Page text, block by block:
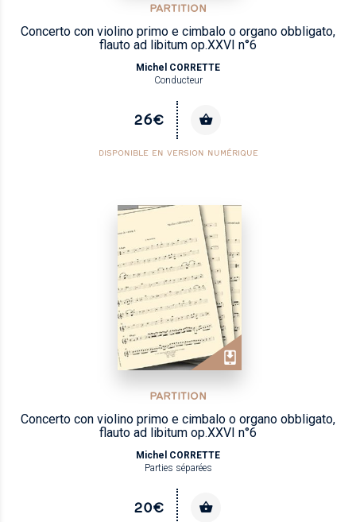
PARTITION
Concerto con violino primo e cimbalo o organo obbligato,
flauto ad libitum op.XXVI n°6
Michel CORRETTE
Conducteur
26€
DISPONIBLE EN VERSION NUMÉRIQUE
PARTITION
Concerto con violino primo e cimbalo o organo obbligato,
flauto ad libitum op.XXVI n°6
Michel CORRETTE
Parties séparées
20€